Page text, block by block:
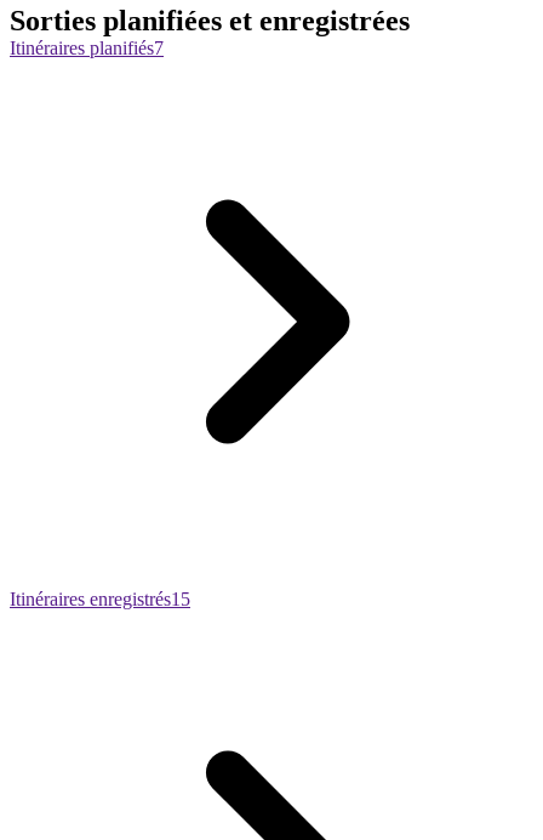
Sorties planifiées et enregistrées
Itinéraires planifiés7
Itinéraires enregistrés15